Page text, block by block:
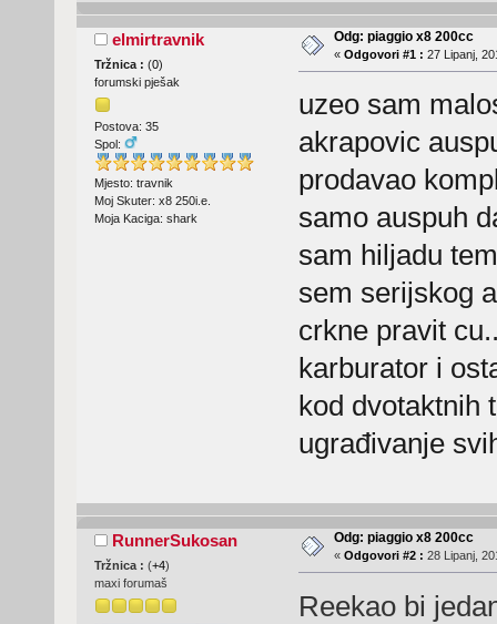
elmirtravnik
Tržnica : (0)
forumski pješak
Postova: 35
Spol:
Mjesto: travnik
Moj Skuter: x8 250i.e.
Moja Kaciga: shark
Odg: piaggio x8 200cc
« Odgovori #1 : 27 Lipanj,
uzeo sam
akrapovic
prodavao
samo auspuh
sam hiljadu
sem serijskog
crkne pravit
karburator i
kod dvotaktnih
ugrađivanje
RunnerSukosan
Tržnica : (+4)
maxi forumaš
Odg: piaggio x8 200cc
« Odgovori #2 : 28 Lipanj,
Reekao bi